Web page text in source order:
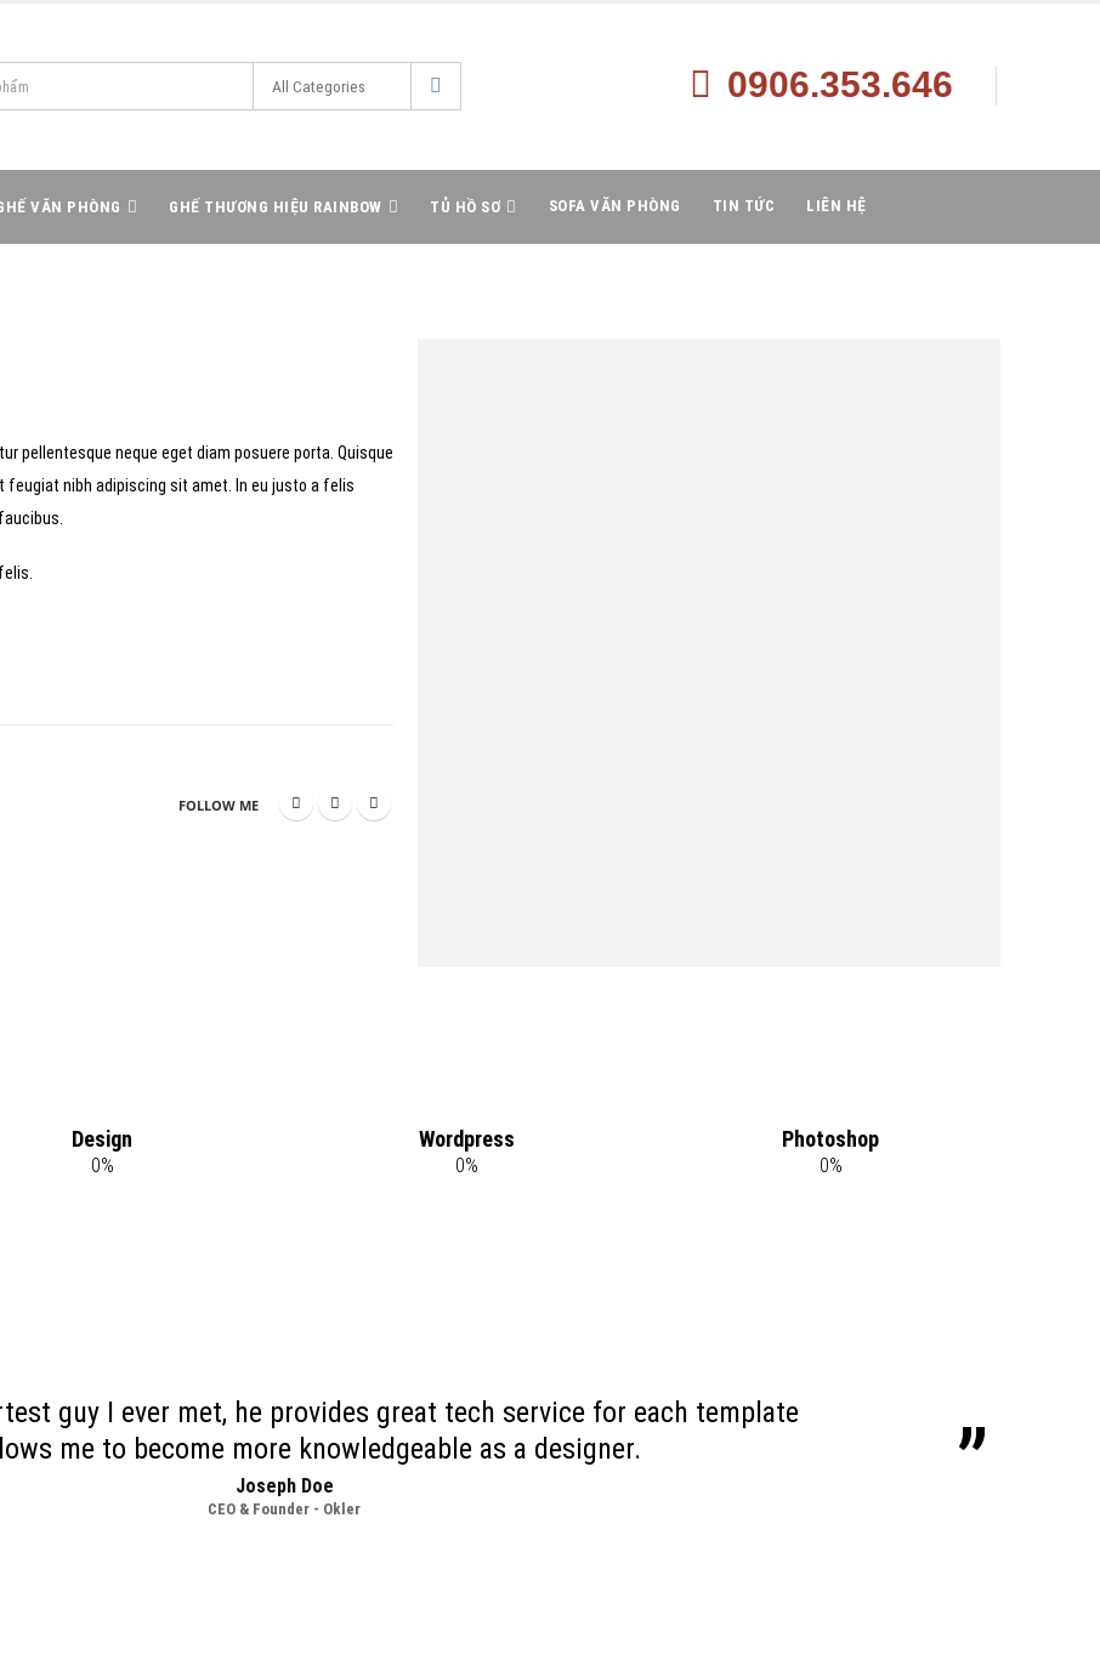
0906.353.646
VĂN PHÒNG GHẾ THƯƠNG HIỆU RAINBOW TỦ HỒ SƠ SOFA VĂN PHÒNG TIN TỨC LIÊN HỆ
pellentesque neque eget diam posuere porta. Quisque
feugiat nibh adipiscing sit amet. In eu justo a felis
FOLLOW ME
Design
0%
Wordpress
0%
Photoshop
0%
guy I ever met, he provides great tech service for each template
me to become more knowledgeable as a designer.
Joseph Doe
CEO & Founder - Okler